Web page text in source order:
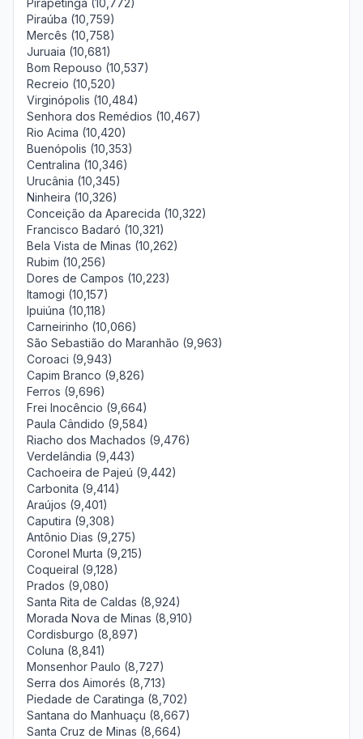
Pirapetinga (10,772)
Piraúba (10,759)
Mercês (10,758)
Juruaia (10,681)
Bom Repouso (10,537)
Recreio (10,520)
Virginópolis (10,484)
Senhora dos Remédios (10,467)
Rio Acima (10,420)
Buenópolis (10,353)
Centralina (10,346)
Urucânia (10,345)
Ninheira (10,326)
Conceição da Aparecida (10,322)
Francisco Badaró (10,321)
Bela Vista de Minas (10,262)
Rubim (10,256)
Dores de Campos (10,223)
Itamogi (10,157)
Ipuiúna (10,118)
Carneirinho (10,066)
São Sebastião do Maranhão (9,963)
Coroaci (9,943)
Capim Branco (9,826)
Ferros (9,696)
Frei Inocêncio (9,664)
Paula Cândido (9,584)
Riacho dos Machados (9,476)
Verdelândia (9,443)
Cachoeira de Pajeú (9,442)
Carbonita (9,414)
Araújos (9,401)
Caputira (9,308)
Antônio Dias (9,275)
Coronel Murta (9,215)
Coqueiral (9,128)
Prados (9,080)
Santa Rita de Caldas (8,924)
Morada Nova de Minas (8,910)
Cordisburgo (8,897)
Coluna (8,841)
Monsenhor Paulo (8,727)
Serra dos Aimorés (8,713)
Piedade de Caratinga (8,702)
Santana do Manhuaçu (8,667)
Santa Cruz de Minas (8,664)